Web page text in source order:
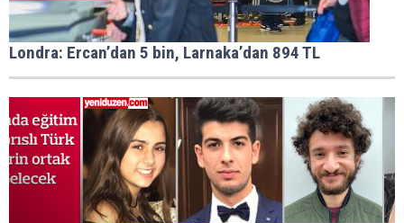
Londra: Ercan’dan 5 bin, Larnaka’dan 894 TL